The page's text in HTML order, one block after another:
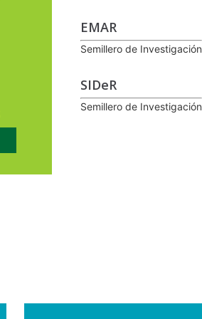
EMAR
Semillero de Investigación
SIDeR
Semillero de Investigación
.